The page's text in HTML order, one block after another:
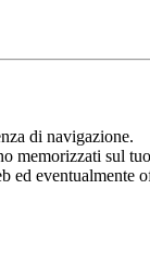
di navigazione.
memorizzati sul
ed